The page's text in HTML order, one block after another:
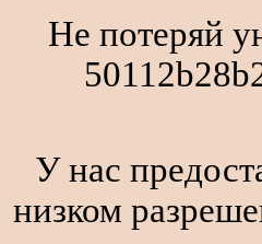
Не потеряй
У нас
низком